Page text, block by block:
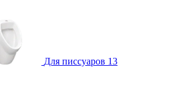
Для писсуаров 13